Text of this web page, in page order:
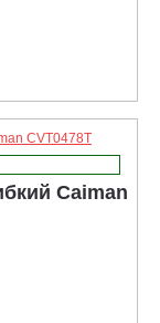
Caiman